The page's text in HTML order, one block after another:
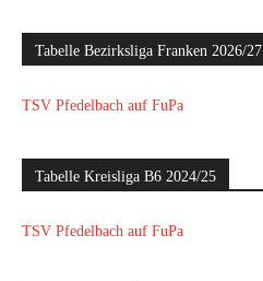
Tabelle Bezirksliga Franken 2026/27
TSV Pfedelbach auf FuPa
Tabelle Kreisliga B6 2024/25
TSV Pfedelbach auf FuPa